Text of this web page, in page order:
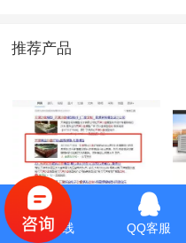
推荐产品
大展模型
服务热线 QQ客服